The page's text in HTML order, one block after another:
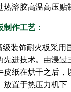
溶胶高温高压贴制
作工艺：
级装饰耐火板采用
的先进技术。由
纸在烘干之后，
放置于热压力机下